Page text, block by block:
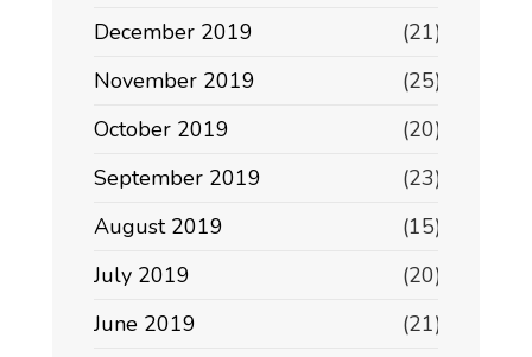
December 2019
(21)
November 2019
(25)
October 2019
(20)
September 2019
(23)
August 2019
(15)
July 2019
(20)
June 2019
(21)